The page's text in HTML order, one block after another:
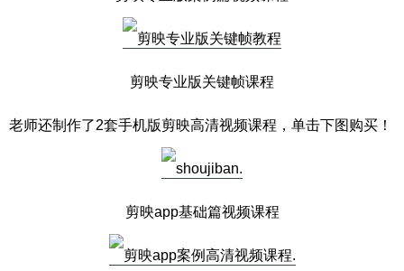
剪映专业版关键帧课程
老师还制作了2套手机版剪映高清视频课程，单击下图购买！
剪映app基础篇视频课程